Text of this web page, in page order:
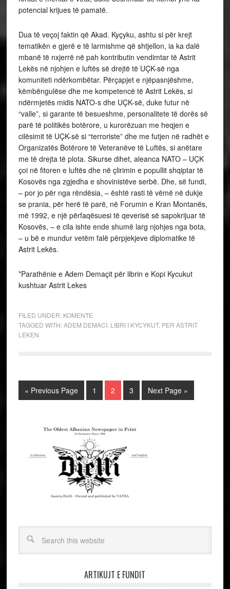
potencial krijues të pamatë.
Dua të veçoj faktin që Akad. Kyçyku, ashtu si për krejt
tematikën e gjerë e të larmishme që shtjellon, ia ka dalë
mbanë të nxjerrë në pah kontributin vendimtar të Astrit
Lekës në njohjen e luftës së drejtë të UÇK-së nga
komuniteti ndërkombëtar. Përçapjet e njëpasnjëshme,
këmbëngulëse dhe me kompetencë të Astrit Lekës, si
ndërmjetës midis NATO-s dhe UÇK-së, duke futur në
“valle”, si garante të besueshme, personalitete të dorës së
parë të politikës botërore, u kurorëzuan me heqjen e
cilësimit të UÇK-së si “terroriste” dhe me futjen në radhët e
Organizatës Botërore të Veteranëve të Luftës, si anëtare
me të drejta të plota. Sikurse dihet, aleanca NATO – UÇK
çoi në fitoren e luftës dhe në çlirimin e popullit shqiptar të
Kosovës nga zgjedha e shovinistëve serbë. Dhe, së fundi,
– por jo për nga rëndësia, – është rasti të vëmë në dukje
se prania, për herë të parë, në Forumin e Kran Montanës,
më 1992, e një përfaqësuesi të qeverisë së sapokrijuar të
Kosovës, – e cila ishte ende shumë larg njohjes nga bota,
– u bë e mundur vetëm falë përpjekjeve diplomatike të
Astrit Lekës.
*Parathënie e Adem Demaçit për librin e Kopi Kycukut
kushtuar Astrit Lekes
FILED UNDER: KOMENTE
TAGGED WITH:ADEM DEMACI, LIBRI I KYCYKUT, PER ASTRIT
LEKEN
« Previous Page 1 2 3 Next Page »
ARTIKUJT E FUNDIT